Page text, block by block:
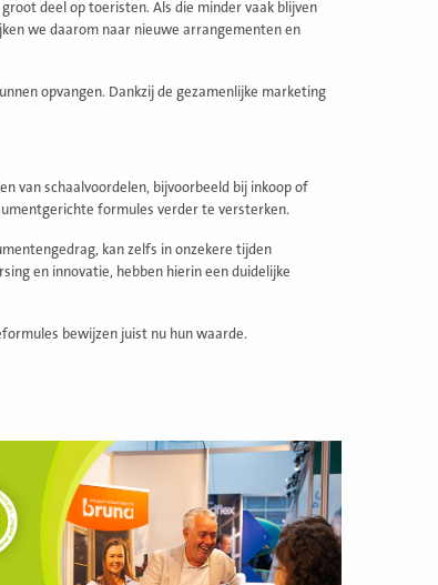
deel op toeristen. Als die minder vaak blijven
we daarom naar nieuwe arrangementen en
opvangen. Dankzij de gezamenlijke marketing
van schaalvoordelen, bijvoorbeeld bij inkoop of
formules verder te versterken.
kan zelfs in onzekere tijden
en innovatie, hebben hierin een duidelijke
bewijzen juist nu hun waarde.